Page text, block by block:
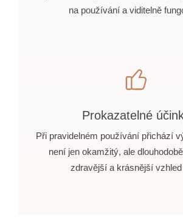
na používání a viditelně
Prokazatelné
Při pravidelném používání přichází
není jen okamžitý, ale
zdravější a krásnější vzhled